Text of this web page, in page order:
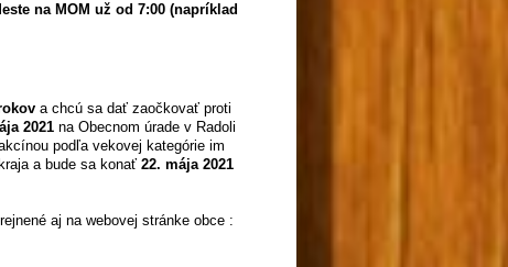
na MOM už od 7:00 (napríklad
a chcú sa dať zaočkovať proti
2021 na Obecnom úrade v Radoli
podľa vekovej kategórie im
a bude sa konať 22. mája 2021
aj na webovej stránke obce :